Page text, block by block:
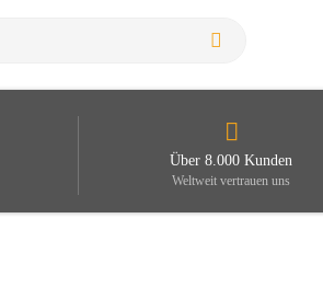
Über 8.000 Kunden
Weltweit vertrauen uns